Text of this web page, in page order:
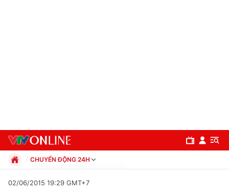
CHUYỂN ĐỘNG 24H
Xã hội
02/06/2015 19:29 GMT+7